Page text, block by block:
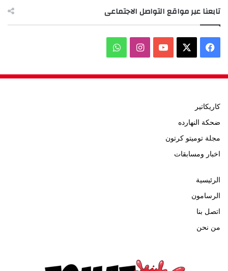
تابعنا عبر مواقع التواصل الاجتماعى
فيسبوك ‫YouTubeانستقرامواتساب
كاريكاتير
ضحكة النهارده
مجلة توميتو كرتون
اخبار ومسابقات
الرئيسية
الرسامون
اتصل بنا
من نحن